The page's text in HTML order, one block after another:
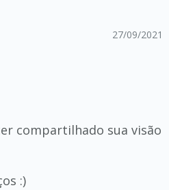
27/09/2021
compartilhado sua visão
:)